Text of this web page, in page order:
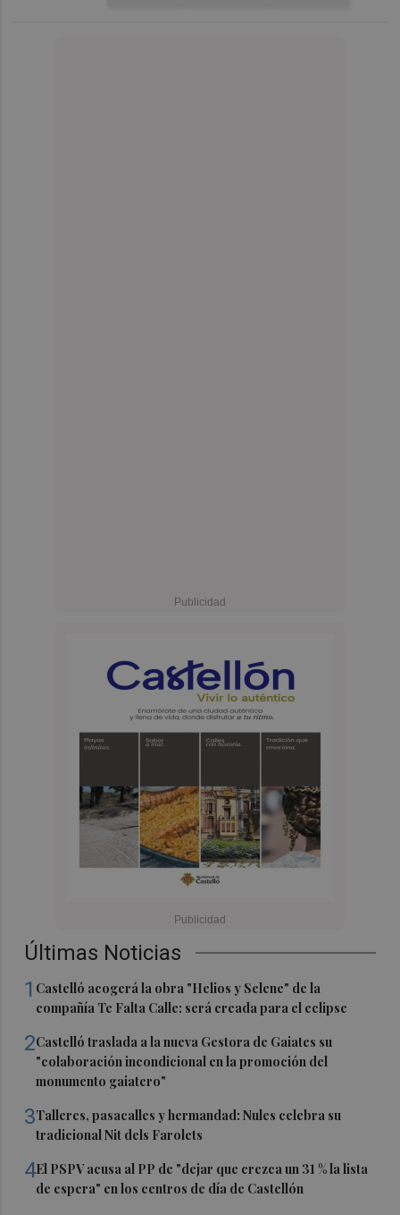
Últimas Noticias
1 Castelló acogerá la obra "Helios y Selene" de la
compañía Te Falta Calle: será creada para el eclipse
2Castelló traslada a la nueva Gestora de Gaiates su
"colaboración incondicional en la promoción del
monumento gaiatero"
3Talleres, pasacalles y hermandad: Nules celebra su
tradicional Nit dels Farolets
4El PSPV acusa al PP de "dejar que crezca un 31 % la lista
de espera" en los centros de día de Castellón